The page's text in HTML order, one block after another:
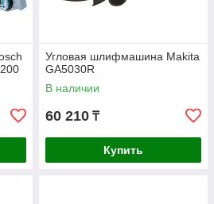
Угловая шлифмашина Makita
GA5030R
В наличии
60 210 ₸
Купить